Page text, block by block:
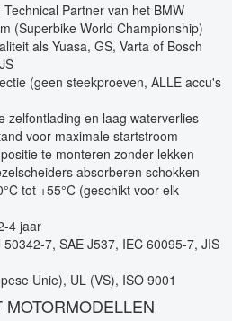
Partner van het BMW
(Superbike World Championship)
als Yuasa, GS, Varta of Bosch
(geen steekproeven, ALLE accu's
zelfontlading en laag waterverlies
voor maximale startstroom
te monteren zonder lekken
absorberen schokken
tot +55°C (geschikt voor elk
4 jaar
7, SAE J537, IEC 60095-7, JIS
Unie), UL (VS), ISO 9001